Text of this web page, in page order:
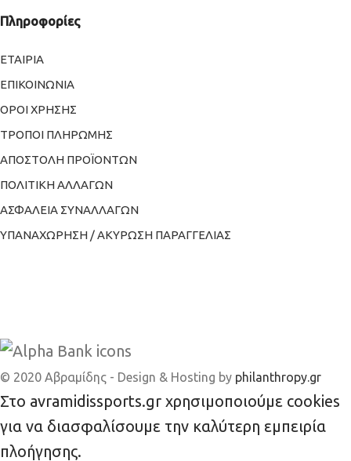
Πληροφορίες
ΕΤΑΙΡΙΑ
ΕΠΙΚΟΙΝΩΝΙΑ
ΟΡΟΙ ΧΡΗΣΗΣ
ΤΡΟΠΟΙ ΠΛΗΡΩΜΗΣ
ΑΠΟΣΤΟΛΗ ΠΡΟΪΟΝΤΩΝ
ΠΟΛΙΤΙΚΗ ΑΛΛΑΓΩΝ
ΑΣΦΑΛΕΙΑ ΣΥΝΑΛΛΑΓΩΝ
ΥΠΑΝΑΧΩΡΗΣΗ / ΑΚΥΡΩΣΗ ΠΑΡΑΓΓΕΛΙΑΣ
© 2020 Αβραμίδης - Design & Hosting by philanthropy.gr
Στο avramidissports.gr χρησιμοποιούμε cookies
για να διασφαλίσουμε την καλύτερη εμπειρία
πλοήγησης.